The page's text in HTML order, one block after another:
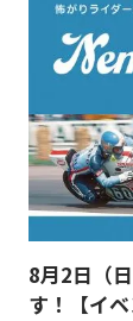
8月2日（
す！【イベ